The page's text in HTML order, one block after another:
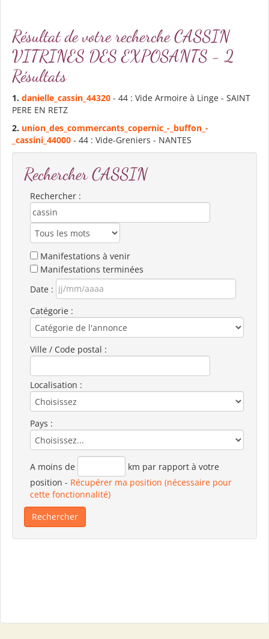
Résultat de votre recherche CASSIN
VITRINES DES EXPOSANTS - 2
Résultats
1. danielle_ cassin _44320 - 44 : Vide Armoire à Linge - SAINT
PERE EN RETZ
2. union_des_commercants_copernic_-_buffon_-
cassini_44000 - 44 : Vide-Greniers - NANTES
Rechercher CASSIN
Rechercher :
Manifestations à venir
Manifestations terminées
Date :
Catégorie :
Ville / Code postal :
Localisation :
Pays :
A moins de
km par rapport à votre
position - Récupérer ma position (nécessaire pour
cette fonctionnalité)